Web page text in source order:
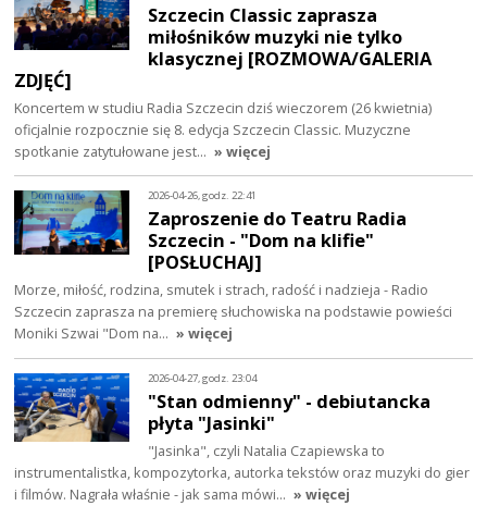
Szczecin Classic zaprasza
miłośników muzyki nie tylko
klasycznej [ROZMOWA/GALERIA
ZDJĘĆ]
Koncertem w studiu Radia Szczecin dziś wieczorem (26 kwietnia)
oficjalnie rozpocznie się 8. edycja Szczecin Classic. Muzyczne
spotkanie zatytułowane jest… » więcej
2026-04-26, godz. 22:41
Zaproszenie do Teatru Radia
Szczecin - "Dom na klifie"
[POSŁUCHAJ]
Morze, miłość, rodzina, smutek i strach, radość i nadzieja - Radio
Szczecin zaprasza na premierę słuchowiska na podstawie powieści
Moniki Szwai "Dom na… » więcej
2026-04-27, godz. 23:04
"Stan odmienny" - debiutancka
płyta "Jasinki"
"Jasinka", czyli Natalia Czapiewska to
instrumentalistka, kompozytorka, autorka tekstów oraz muzyki do gier
i filmów. Nagrała właśnie - jak sama mówi… » więcej